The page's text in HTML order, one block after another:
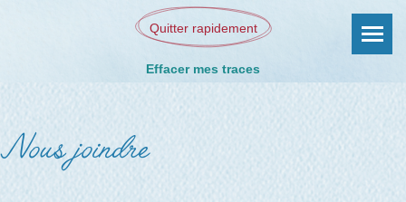
Quitter rapidement
Effacer mes traces
Nous joindre